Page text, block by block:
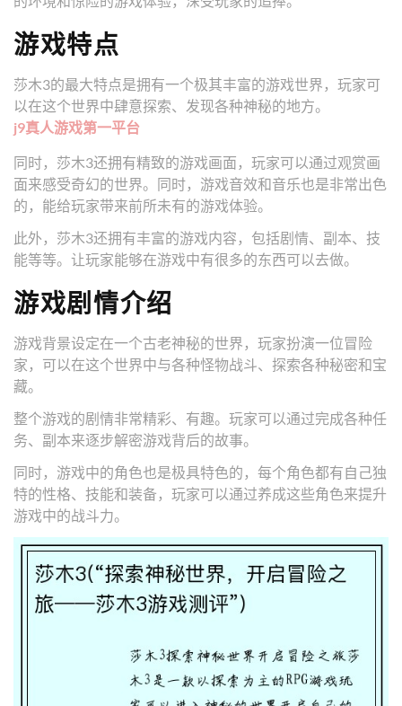
游戏特点
莎木3的最大特点是拥有一个极其丰富的游戏世界，玩家可
以在这个世界中肆意探索、发现各种神秘的地方。
j9真人游戏第一平台
同时，莎木3还拥有精致的游戏画面，玩家可以通过观赏画
面来感受奇幻的世界。同时，游戏音效和音乐也是非常出色
的，能给玩家带来前所未有的游戏体验。
此外，莎木3还拥有丰富的游戏内容，包括剧情、副本、技
能等等。让玩家能够在游戏中有很多的东西可以去做。
游戏剧情介绍
游戏背景设定在一个古老神秘的世界，玩家扮演一位冒险
家，可以在这个世界中与各种怪物战斗、探索各种秘密和宝
藏。
整个游戏的剧情非常精彩、有趣。玩家可以通过完成各种任
务、副本来逐步解密游戏背后的故事。
同时，游戏中的角色也是极具特色的，每个角色都有自己独
特的性格、技能和装备，玩家可以通过养成这些角色来提升
游戏中的战斗力。